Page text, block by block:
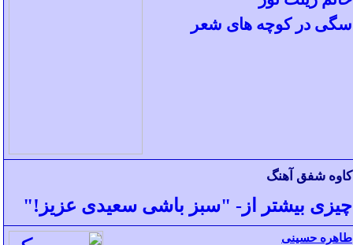
سگی در کوچه های شعر
کاوه شفق آهنگ
چیزی بیشتر از- "سبز باشی سعیدی عزیز!"
طاهره حسینی